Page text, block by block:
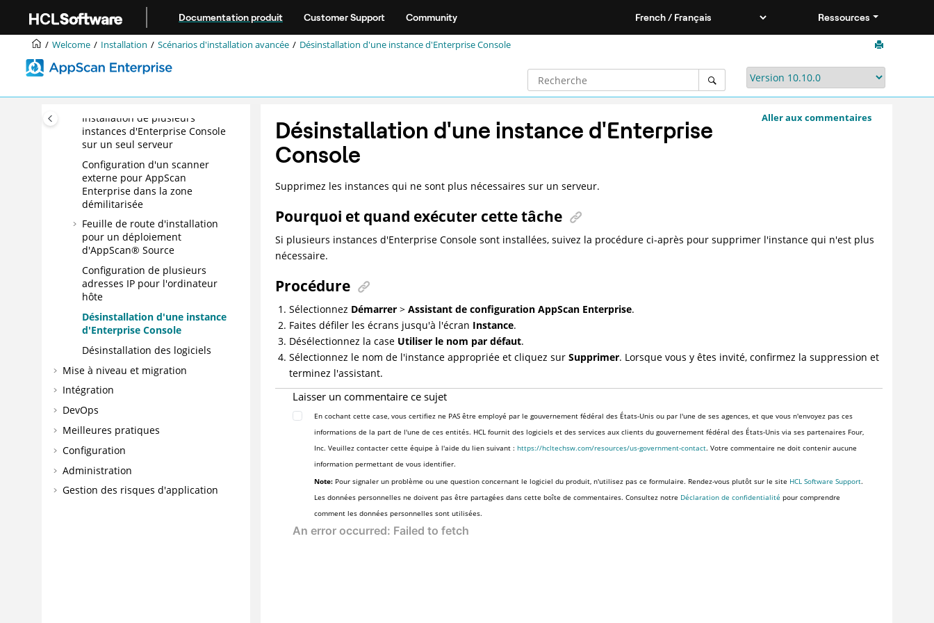
Documentation produit Customer Support Community Ressources
Welcome Installation Scénarios d'installation avancée Désinstallation d'une instance d'Enterprise Console
Tâches préalables à l'installation
Tâches d'installation
Installation de HCL AppScan
Tâches de post-installation
Scénarios d'installation avancée
Installation de plusieurs
instances d'Enterprise Console
sur un seul serveur
Configuration d'un scanner
externe pour AppScan
Enterprise dans la zone
démilitarisée
Feuille de route d'installation
pour un déploiement
d'AppScan® Source
Configuration de plusieurs
adresses IP pour l'ordinateur
hôte
Désinstallation d'une instance
d'Enterprise Console
Désinstallation des logiciels
Mise à niveau et migration
Intégration
DevOps
Meilleures pratiques
Configuration
Administration
Gestion des risques d'application
Aller aux commentaires
Désinstallation d'une instance d'Enterprise
Console
Supprimez les instances qui ne sont plus nécessaires sur un serveur.
Pourquoi et quand exécuter cette tâche
Si plusieurs instances d'Enterprise Console sont installées, suivez la procédure ci-après pour supprimer l'instance qui n'est plus
nécessaire.
Procédure
Sélectionnez Démarrer >Assistant de configuration AppScan Enterprise.
Faites défiler les écrans jusqu'à l'écran Instance.
Désélectionnez la case Utiliser le nom par défaut.
Sélectionnez le nom de l'instance appropriée et cliquez surSupprimer. Lorsque vous y êtes invité, confirmez la suppression et
terminez l'assistant.
Laisser un commentaire ce sujet
En cochant cette case, vous certifiez ne PAS être employé par le gouvernement fédéral des États-Unis ou par l'une de ses agences, et que vous n'envoyez pas ces
informations de la part de l'une de ces entités. HCL fournit des logiciels et des services aux clients du gouvernement fédéral des États-Unis via ses partenaires Four,
Inc. Veuillez contacter cette équipe à l'aide du lien suivant :https://hcltechsw.com/resources/us-government-contact. Votre commentaire ne doit contenir aucune
information permettant de vous identifier.
Note: Pour signaler un problème ou une question concernant le logiciel du produit, n'utilisez pas ce formulaire. Rendez-vous plutôt sur le site HCL Software Support.
Les données personnelles ne doivent pas être partagées dans cette boîte de commentaires. Consultez notre Déclaration de confidentialité pour comprendre
comment les données personnelles sont utilisées.